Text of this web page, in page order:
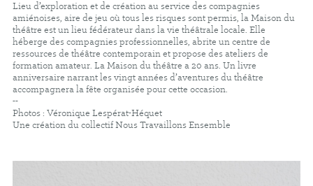
Lieu d’exploration et de création au service des compagnies
amiénoises, aire de jeu où tous les risques sont permis, la Maison du
théâtre est un lieu fédérateur dans la vie théâtrale locale. Elle
héberge des compagnies professionnelles, abrite un centre de
ressources de théâtre contemporain et propose des ateliers de
formation amateur. La Maison du théâtre a 20 ans. Un livre
anniversaire narrant les vingt années d’aventures du théâtre
accompagnera la fête organisée pour cette occasion.
--
Photos : Véronique Lespérat-Héquet
Une création du collectifNous Travaillons Ensemble